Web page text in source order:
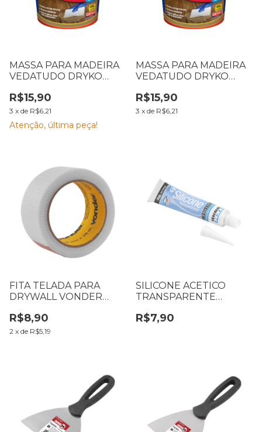
MASSA PARA MADEIRA
VEDATUDO DRYKO
R$15,90
3 x de R$6,21
Atenção, última peça!
MASSA PARA MADEIRA
VEDATUDO DRYKO
R$15,90
3 x de R$6,21
FITA TELADA PARA
DRYWALL VONDER
1052482000
R$8,90
2 x de R$5,19
SILICONE ACETICO
TRANSPARENTE
R$7,90